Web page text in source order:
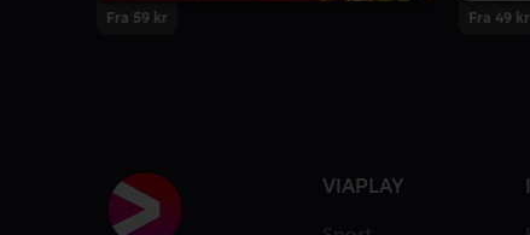
Fra 59 kr Fra 49 kr
VIAPLAY